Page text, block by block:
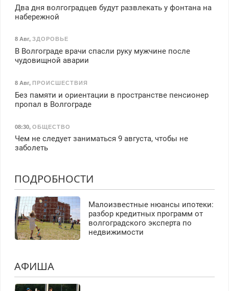
Два дня волгоградцев будут развлекать у фонтана на
набережной
8 Авг, ЗДОРОВЬЕ
В Волгограде врачи спасли руку мужчине после
чудовищной аварии
8 Авг, ПРОИСШЕСТВИЯ
Без памяти и ориентации в пространстве пенсионер
пропал в Волгограде
08:30, ОБЩЕСТВО
Чем не следует заниматься 9 августа, чтобы не
заболеть
ПОДРОБНОСТИ
Малоизвестные нюансы ипотеки:
разбор кредитных программ от
волгоградского эксперта по
недвижимости
АФИША